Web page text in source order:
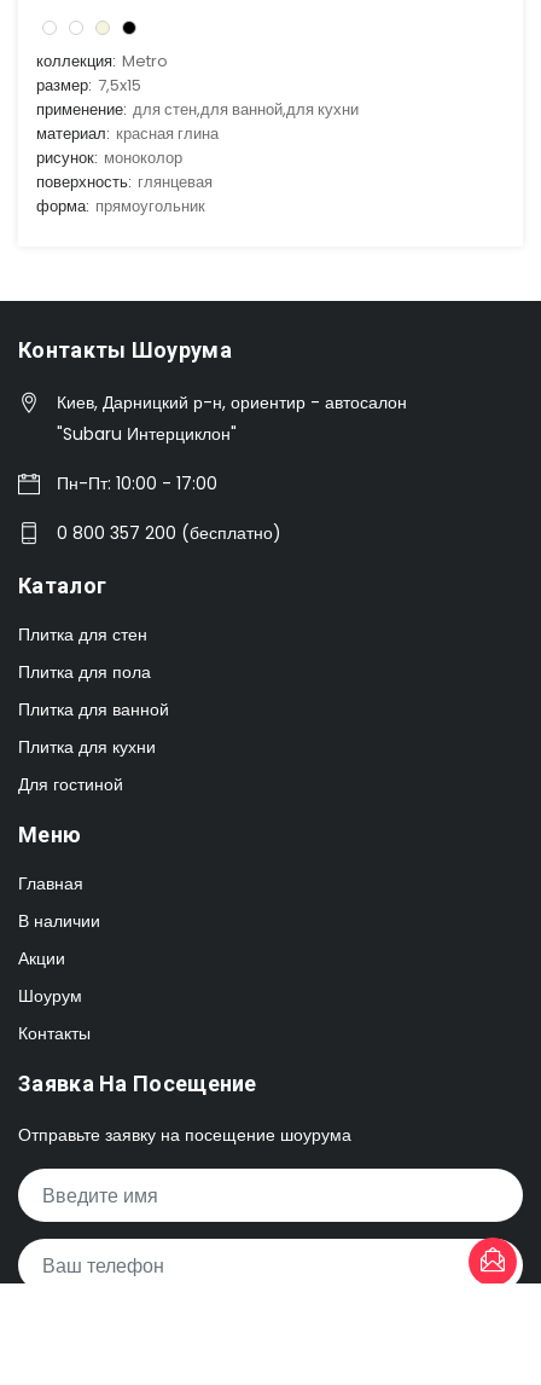
коллекция: Metro
размер: 7,5x15
применение: для стен,для ванной,для кухни
материал: красная глина
рисунок: моноколор
поверхность: глянцевая
форма: прямоугольник
Контакты Шоурума
Киев, Дарницкий р-н, ориентир - автосалон
"Subaru Интерциклон"
Пн-Пт: 10:00 - 17:00
0 800 357 200 (бесплатно)
Каталог
Плитка для стен
Плитка для пола
Плитка для ванной
Плитка для кухни
Для гостиной
Меню
Главная
В наличии
Акции
Шоурум
Контакты
Заявка На Посещение
Отправьте заявку на посещение шоурума